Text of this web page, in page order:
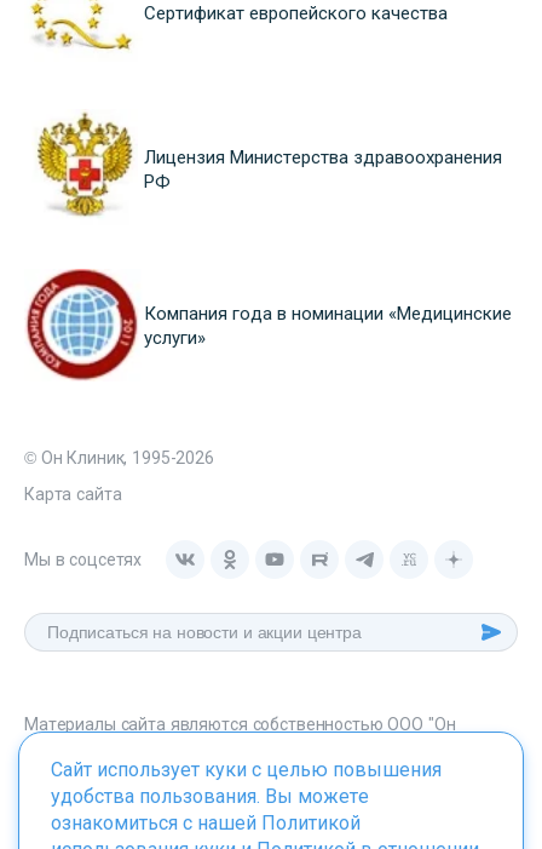
Сертификат европейского качества
Лицензия Министерства здравоохранения
РФ
Компания года в номинации «Медицинские
услуги»
© Он Клиник, 1995-2026
Карта сайта
Мы в соцсетях
Материалы сайта являются собственностью ООО "Он
onclinic.ru запрещено в соответствии со статьей 1259 ГК. РФ.
Сайт использует куки с целью повышения
удобства пользования. Вы можете
ознакомиться с нашей Политикой